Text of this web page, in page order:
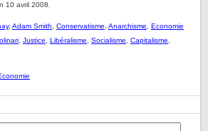
10 avril 2008.
, Adam Smith Conservatisme Anarchisme
Economie
Justice Libéralisme Socialisme Capitalisme